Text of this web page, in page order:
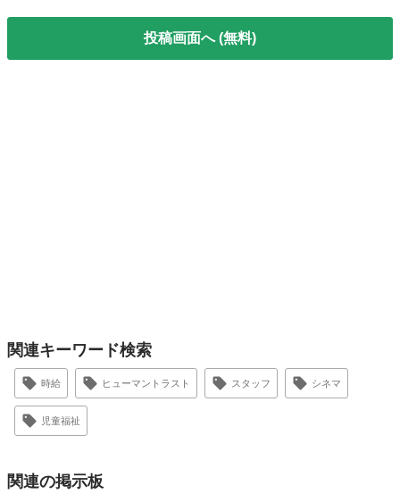
投稿画面へ (無料)
関連キーワード検索
時給 ヒューマントラスト スタッフ シネマ
児童福祉
関連の掲示板